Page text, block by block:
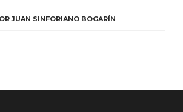
JUAN SINFORIANO BOGARÍN